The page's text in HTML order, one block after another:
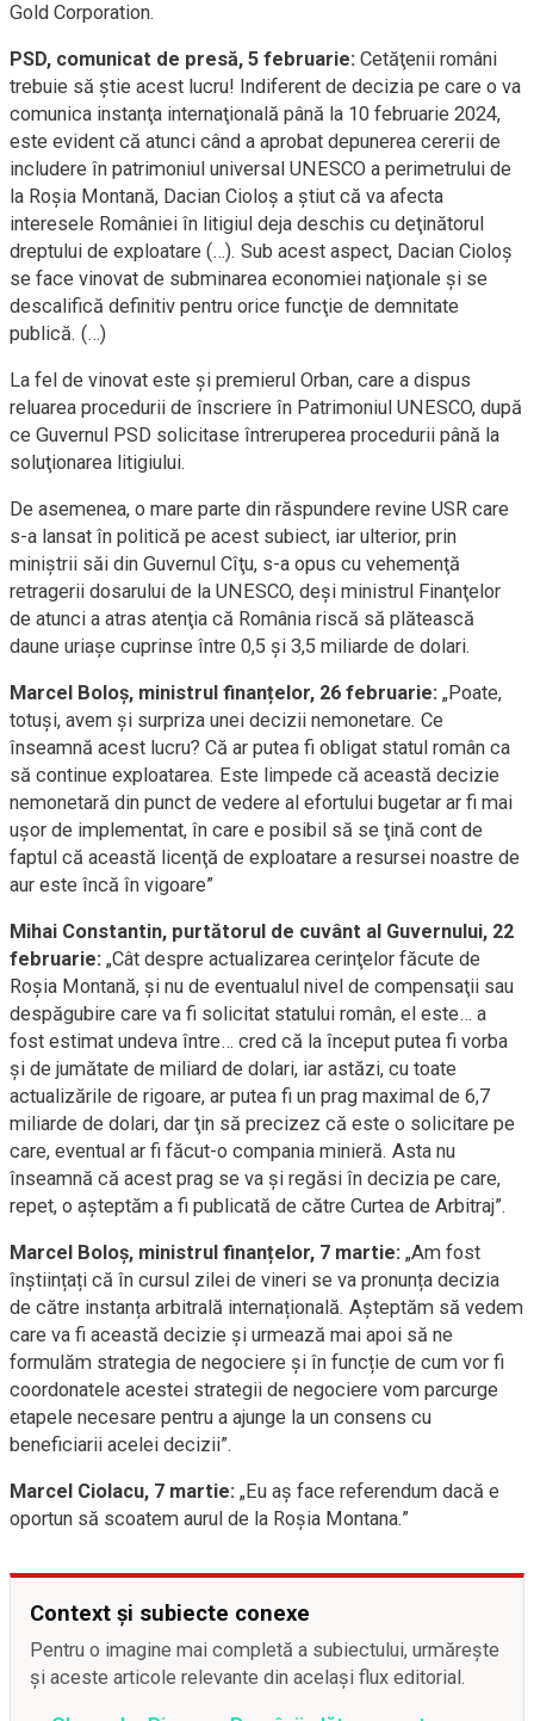
Gold Corporation.
PSD, comunicat de presă, 5 februarie: Cetăţenii români
trebuie să ştie acest lucru! Indiferent de decizia pe care o va
comunica instanţa internaţională până la 10 februarie 2024,
este evident că atunci când a aprobat depunerea cererii de
includere în patrimoniul universal UNESCO a perimetrului de
la Roşia Montană, Dacian Cioloş a ştiut că va afecta
interesele României în litigiul deja deschis cu deţinătorul
dreptului de exploatare (…). Sub acest aspect, Dacian Cioloş
se face vinovat de subminarea economiei naţionale şi se
descalifică definitiv pentru orice funcţie de demnitate
publică. (…)
La fel de vinovat este şi premierul Orban, care a dispus
reluarea procedurii de înscriere în Patrimoniul UNESCO, după
ce Guvernul PSD solicitase întreruperea procedurii până la
soluţionarea litigiului.
De asemenea, o mare parte din răspundere revine USR care
s-a lansat în politică pe acest subiect, iar ulterior, prin
miniştrii săi din Guvernul Cîţu, s-a opus cu vehemenţă
retragerii dosarului de la UNESCO, deşi ministrul Finanţelor
de atunci a atras atenţia că România riscă să plătească
daune uriaşe cuprinse între 0,5 şi 3,5 miliarde de dolari.
Marcel Boloș, ministrul finanțelor, 26 februarie: „Poate,
totuși, avem și surpriza unei decizii nemonetare. Ce
înseamnă acest lucru? Că ar putea fi obligat statul român ca
să continue exploatarea. Este limpede că această decizie
nemonetară din punct de vedere al efortului bugetar ar fi mai
uşor de implementat, în care e posibil să se ţină cont de
faptul că această licenţă de exploatare a resursei noastre de
aur este încă în vigoare”
Mihai Constantin, purtătorul de cuvânt al Guvernului, 22
februarie: „Cât despre actualizarea cerinţelor făcute de
Roşia Montană, şi nu de eventualul nivel de compensaţii sau
despăgubire care va fi solicitat statului român, el este… a
fost estimat undeva între… cred că la început putea fi vorba
şi de jumătate de miliard de dolari, iar astăzi, cu toate
actualizările de rigoare, ar putea fi un prag maximal de 6,7
miliarde de dolari, dar ţin să precizez că este o solicitare pe
care, eventual ar fi făcut-o compania minieră. Asta nu
înseamnă că acest prag se va şi regăsi în decizia pe care,
repet, o aşteptăm a fi publicată de către Curtea de Arbitraj”.
Marcel Boloș, ministrul finanțelor, 7 martie: „Am fost
înștiințați că în cursul zilei de vineri se va pronunța decizia
de către instanța arbitrală internațională. Așteptăm să vedem
care va fi această decizie și urmează mai apoi să ne
formulăm strategia de negociere și în funcție de cum vor fi
coordonatele acestei strategii de negociere vom parcurge
etapele necesare pentru a ajunge la un consens cu
beneficiarii acelei decizii”.
Marcel Ciolacu, 7 martie: „Eu aș face referendum dacă e
oportun să scoatem aurul de la Roșia Montana.”
Context și subiecte conexe
Pentru o imagine mai completă a subiectului, urmărește
și aceste articole relevante din același flux editorial.